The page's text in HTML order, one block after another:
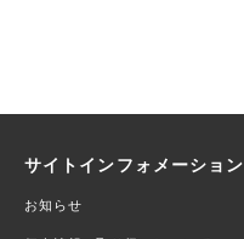
サイトインフォメーション
お知らせ